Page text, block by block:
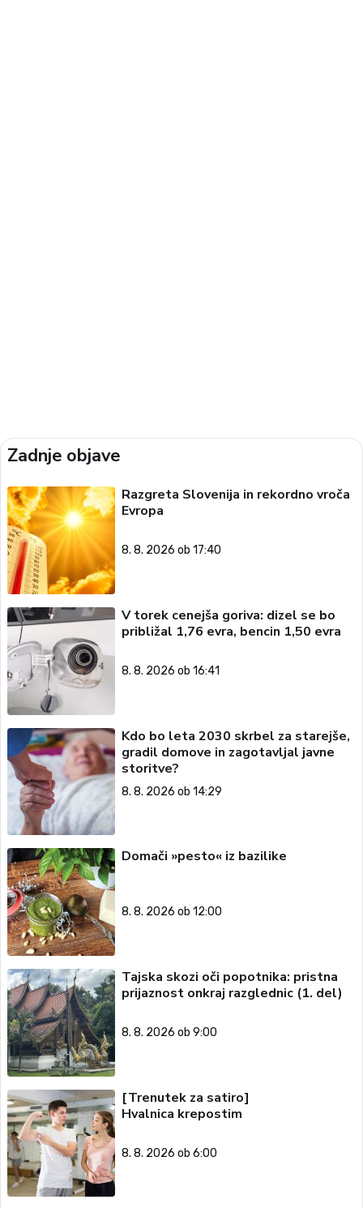
Zadnje objave
Razgreta Slovenija in rekordno vroča
Evropa
8. 8. 2026 ob 17:40
V torek cenejša goriva: dizel se bo
približal 1,76 evra, bencin 1,50 evra
8. 8. 2026 ob 16:41
Kdo bo leta 2030 skrbel za starejše,
gradil domove in zagotavljal javne
storitve?
8. 8. 2026 ob 14:29
Domači »pesto« iz bazilike
8. 8. 2026 ob 12:00
Tajska skozi oči popotnika: pristna
prijaznost onkraj razglednic (1. del)
8. 8. 2026 ob 9:00
[Trenutek za satiro]
Hvalnica krepostim
8. 8. 2026 ob 6:00